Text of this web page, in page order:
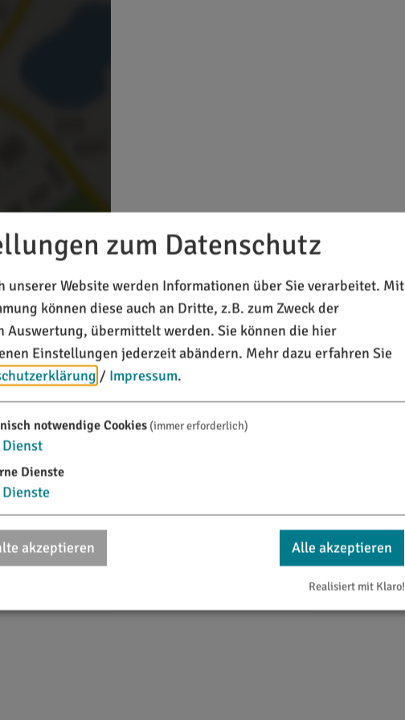
laden? zum Datenschutz
unserer Website werden Informationen über Sie verarbeitet. Mit
können diese auch an Dritte, z.B. zum Zweck der
Auswertung, übermittelt werden. Sie können die hier
Einstellungen jederzeit abändern. Mehr dazu erfahren Sie
/ Impressum.
notwendige Cookies (immer erforderlich)
Dienst
Dienste
Dienste
akzeptieren Alle akzeptieren
Realisiert mit Klaro!